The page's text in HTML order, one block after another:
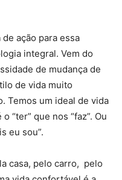
ação para essa
integral. Vem do
de mudança de
de vida muito
Temos um ideal de vida
“ter” que nos “faz”. Ou
eu sou”.
casa, pelo carro, pelo